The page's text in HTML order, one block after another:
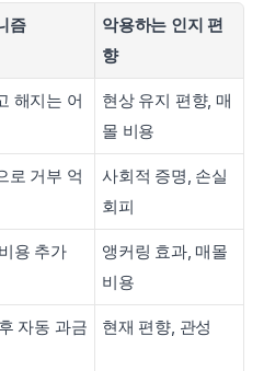
즘
악용하는 인지 편
향
해지는 어
현상 유지 편향, 매
몰 비용
로 거부 억
사회적 증명, 손실
회피
용 추가
앵커링 효과, 매몰
비용
자동 과금 현재 편향, 관성